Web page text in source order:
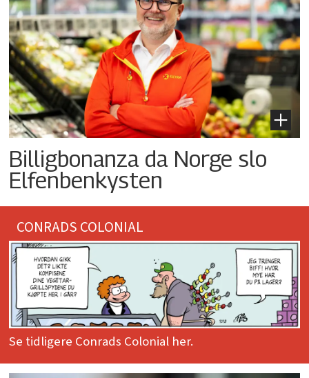
Billigbonanza da Norge slo
Elfenbenkysten
CONRADS COLONIAL
Se tidligere Conrads Colonial her.